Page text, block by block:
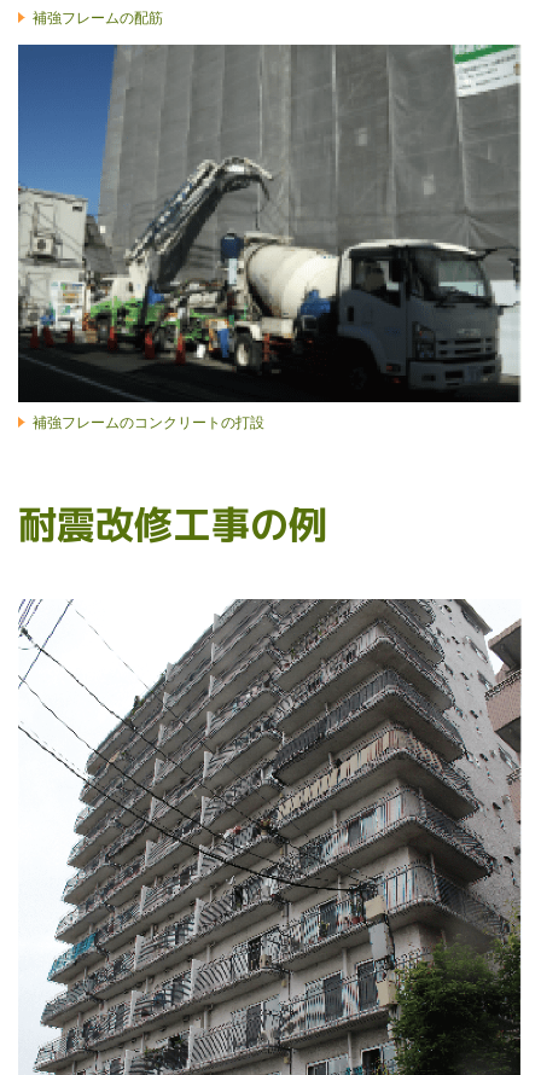
補強フレームの配筋
補強フレームのコンクリートの打設
耐震改修工事の例